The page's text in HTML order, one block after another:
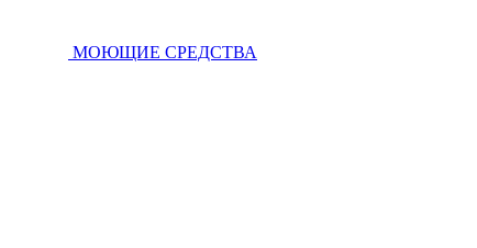
МОЮЩИЕ СРЕДСТВА